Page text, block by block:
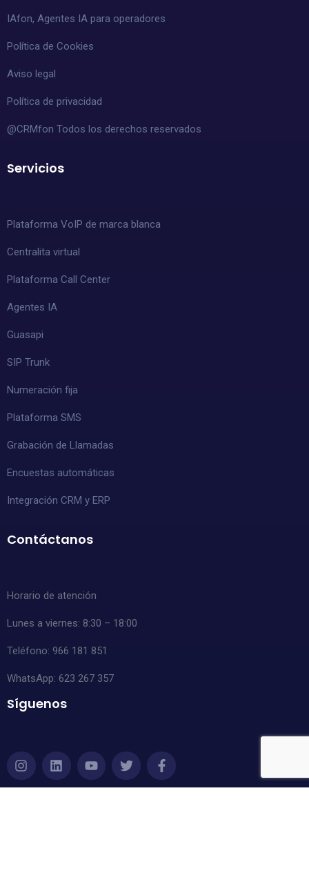
IAfon, Agentes IA para operadores
Política de Cookies
Aviso legal
Política de privacidad
@CRMfon Todos los derechos reservados
Servicios
Plataforma VoIP de marca blanca
Centralita virtual
Plataforma Call Center
Agentes IA
Guasapi
SIP Trunk
Numeración fija
Plataforma SMS
Grabación de Llamadas
Encuestas automáticas
Integración CRM y ERP
Contáctanos
Horario de atención
Lunes a viernes: 8:30 – 18:00
Teléfono: 966 181 851
WhatsApp: 623 267 357
Síguenos